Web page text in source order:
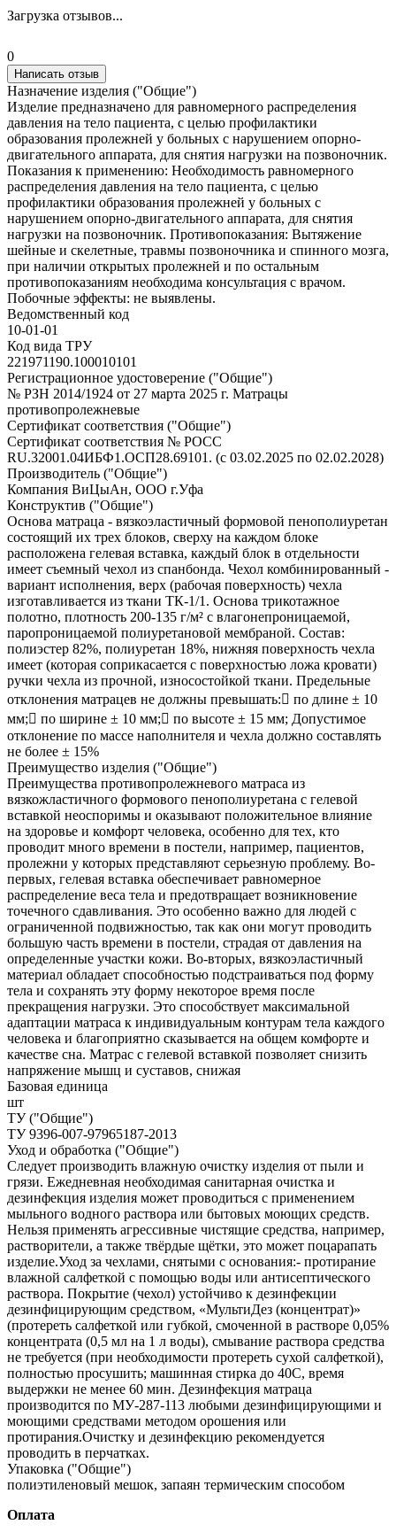
Загрузка отзывов...
0
Написать отзыв
Назначение изделия ("Общие")
Изделие предназначено для равномерного распределения
давления на тело пациента, с целью профилактики
образования пролежней у больных с нарушением опорно-
двигательного аппарата, для снятия нагрузки на позвоночник.
Показания к применению: Необходимость равномерного
распределения давления на тело пациента, с целью
профилактики образования пролежней у больных с
нарушением опорно-двигательного аппарата, для снятия
нагрузки на позвоночник. Противопоказания: Вытяжение
шейные и скелетные, травмы позвоночника и спинного мозга,
при наличии открытых пролежней и по остальным
противопоказаниям необходима консультация с врачом.
Побочные эффекты: не выявлены.
Ведомственный код
10-01-01
Код вида ТРУ
221971190.100010101
Регистрационное удостоверение ("Общие")
№ РЗН 2014/1924 от 27 марта 2025 г. Матрацы
противопролежневые
Сертификат соответствия ("Общие")
Сертификат соответствия № РОСС
RU.32001.04ИБФ1.ОСП28.69101. (с 03.02.2025 по 02.02.2028)
Производитель ("Общие")
Компания ВиЦыАн, ООО г.Уфа
Конструктив ("Общие")
Основа матраца - вязкоэластичный формовой пенополиуретан
состоящий их трех блоков, сверху на каждом блоке
расположена гелевая вставка, каждый блок в отдельности
имеет съемный чехол из спанбонда. Чехол комбинированный -
вариант исполнения, верх (рабочая поверхность) чехла
изготавливается из ткани ТК-1/1. Основа трикотажное
полотно, плотность 200-135 г/м² с влагонепроницаемой,
паропроницаемой полиуретановой мембраной. Состав:
полиэстер 82%, полиуретан 18%, нижняя поверхность чехла
имеет (которая соприкасается с поверхностью ложа кровати)
ручки чехла из прочной, износостойкой ткани. Предельные
отклонения матрацев не должны превышать: по длине ± 10
мм; по ширине ± 10 мм; по высоте ± 15 мм; Допустимое
отклонение по массе наполнителя и чехла должно составлять
не более ± 15%
Преимущество изделия ("Общие")
Преимущества противопролежневого матраса из
вязкожластичного формового пенополиуретана с гелевой
вставкой неоспоримы и оказывают положительное влияние
на здоровье и комфорт человека, особенно для тех, кто
проводит много времени в постели, например, пациентов,
пролежни у которых представляют серьезную проблему. Во-
первых, гелевая вставка обеспечивает равномерное
распределение веса тела и предотвращает возникновение
точечного сдавливания. Это особенно важно для людей с
ограниченной подвижностью, так как они могут проводить
большую часть времени в постели, страдая от давления на
определенные участки кожи. Во-вторых, вязкоэластичный
материал обладает способностью подстраиваться под форму
тела и сохранять эту форму некоторое время после
прекращения нагрузки. Это способствует максимальной
адаптации матраса к индивидуальным контурам тела каждого
человека и благоприятно сказывается на общем комфорте и
качестве сна. Матрас с гелевой вставкой позволяет снизить
напряжение мышц и суставов, снижая
Базовая единица
шт
ТУ ("Общие")
ТУ 9396-007-97965187-2013
Уход и обработка ("Общие")
Следует производить влажную очистку изделия от пыли и
грязи. Ежедневная необходимая санитарная очистка и
дезинфекция изделия может проводиться с применением
мыльного водного раствора или бытовых моющих средств.
Нельзя применять агрессивные чистящие средства, например,
растворители, а также твёрдые щётки, это может поцарапать
изделие.Уход за чехлами, снятыми с основания:- протирание
влажной салфеткой с помощью воды или антисептического
раствора. Покрытие (чехол) устойчиво к дезинфекции
дезинфицирующим средством, «МультиДез (концентрат)»
(протереть салфеткой или губкой, смоченной в растворе 0,05%
концентрата (0,5 мл на 1 л воды), смывание раствора средства
не требуется (при необходимости протереть сухой салфеткой),
полностью просушить; машинная стирка до 40С, время
выдержки не менее 60 мин. Дезинфекция матраца
производится по МУ‐287‐113 любыми дезинфицирующими и
моющими средствами методом орошения или
протирания.Очистку и дезинфекцию рекомендуется
проводить в перчатках.
Упаковка ("Общие")
полиэтиленовый мешок, запаян термическим способом
Оплата